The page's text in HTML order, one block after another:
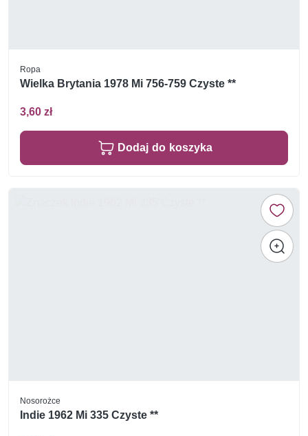
Ropa
Wielka Brytania 1978 Mi 756-759 Czyste **
3,60 zł
Dodaj do koszyka
Nosorożce
Indie 1962 Mi 335 Czyste **